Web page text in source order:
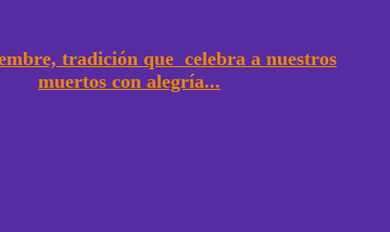
tradición que celebra a nuestros
muertos con alegría...